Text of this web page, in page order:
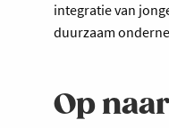
integratie van
duurzaam
Op